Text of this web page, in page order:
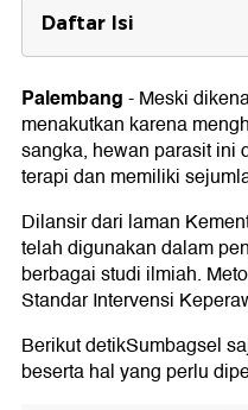
Daftar Isi
Manfaat Terapi
1. Mencegah
2. Membantu
Penderita Diabetes
3. Mengatasi Nyeri
4. Menjaga
6. Menyembuhkan
7. Mengobati
Hal yang Perlu
Palembang-Meski
menakutkan karena
sangka, hewan parasit ini
terapi dan memiliki
Dilansir dari laman
telah digunakan dalam
berbagai studi ilmiah.
Standar Intervensi
Berikut detikSumbagsel
beserta hal yang perlu